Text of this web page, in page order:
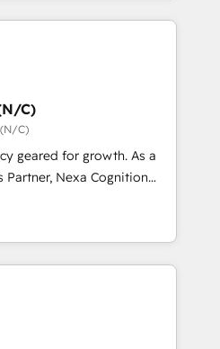
covering marketing,
up to Enterprise, and have
for businesses who want
about APAC
in technology, agility
from CRM & Marketing
Dynamics, Pipedrive,
manage their
and how they
C)
(N/C)
for growth. As a
Nexa Cognition
HubSpot Partners and
standing partners since
to harness the full
combining strategic
tailored to drive